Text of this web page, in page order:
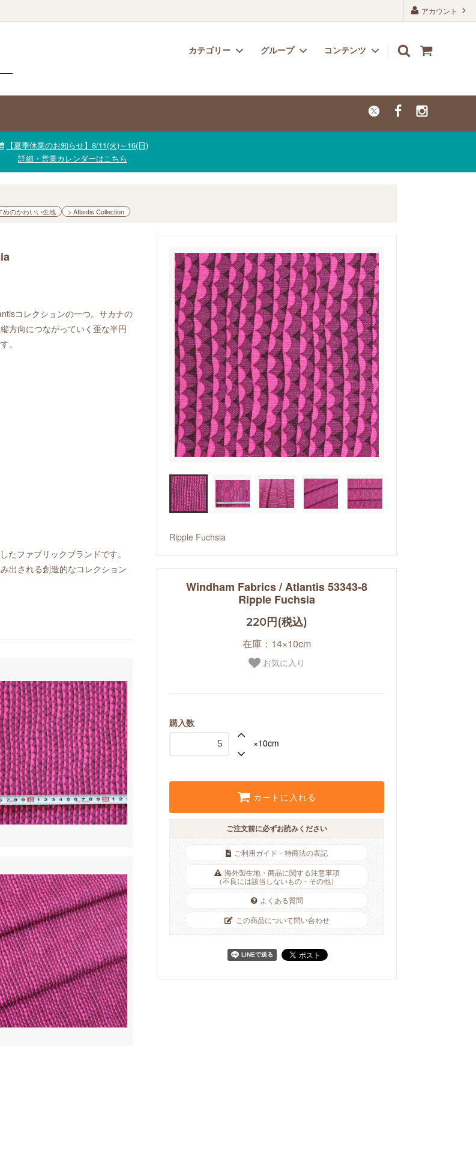
アカウント
カテゴリー グループ
生地【セール品・値下げ品】
コンテンツ
【夏季休業のお知らせ】8/11(火)～16(日)
詳細・営業カレンダーはこちら
めのかわいい生地 > Atlantis Collection
Ripple Fuchsia
Windham Fabrics / Atlantis 53343-8
Ripple Fuchsia
220円(税込)
在庫：14×10cm
お気に入り
購入数
×10cm
カートに入れる
ご注文前に必ずお読みください
ご利用ガイド・特商法の表記
海外製生地・商品に関する注意事項
（不良には該当しないもの・その他）
よくある質問
この商品について問い合わせ
コレクションの一つ。サカナの
方向につながっていく歪な半円
。
たファブリックブランドです。
出される創造的なコレクション